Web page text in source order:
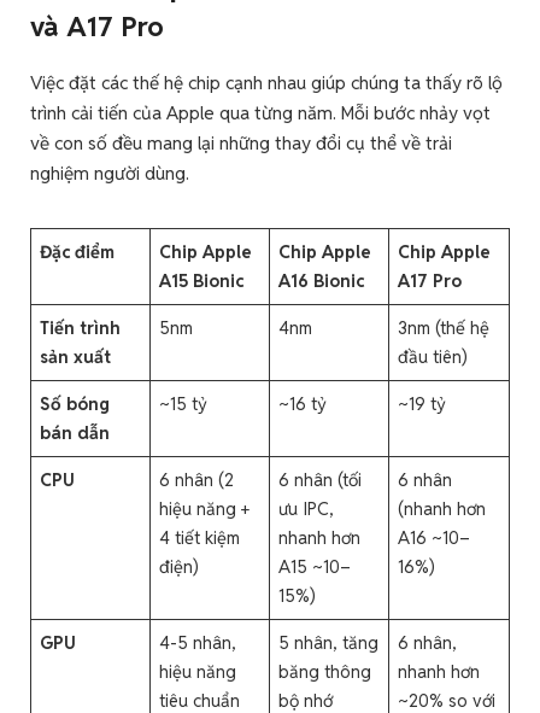
và A17 Pro
Việc đặt các thế hệ chip cạnh nhau giúp chúng ta thấy rõ lộ
trình cải tiến của Apple qua từng năm. Mỗi bước nhảy vọt
về con số đều mang lại những thay đổi cụ thể về trải
nghiệm người dùng.
Đặc điểm
Chip Apple
A15 Bionic
Chip Apple
A16 Bionic
Chip Apple
A17 Pro
Tiến trình
sản xuất
5nm 4nm
3nm (thế hệ
đầu tiên)
Số bóng
bán dẫn
~15 tỷ ~16 tỷ ~19 tỷ
CPU
6 nhân (2
hiệu năng +
4 tiết kiệm
điện)
6 nhân (tối
ưu IPC,
nhanh hơn
A15 ~10–
15%)
6 nhân
(nhanh hơn
A16 ~10–
16%)
GPU
4-5 nhân,
hiệu năng
tiêu chuẩn
5 nhân, tăng
băng thông
bộ nhớ
6 nhân,
nhanh hơn
~20% so với